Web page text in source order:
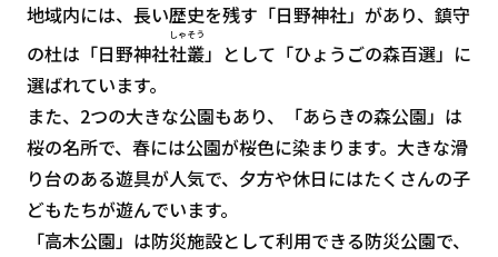
地域内には、長い歴史を残す「日野神社」があり、鎮守
の杜は「日野神社社叢
しゃそう
」として「ひょうごの森百選」に
選ばれています。
また、2つの大きな公園もあり、「あらきの森公園」は
桜の名所で、春には公園が桜色に染まります。大きな滑
り台のある遊具が人気で、夕方や休日にはたくさんの子
どもたちが遊んでいます。
「高木公園」は防災施設として利用できる防災公園で、